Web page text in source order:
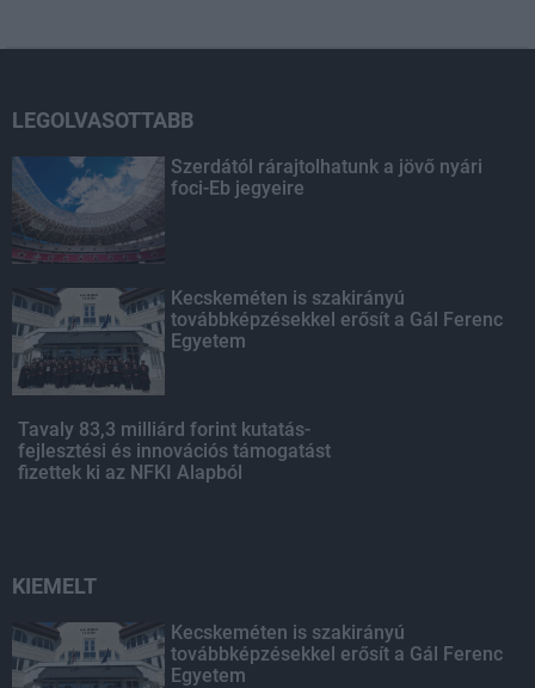
LEGOLVASOTTABB
Szerdától rárajtolhatunk a jövő nyári
foci-Eb jegyeire
Kecskeméten is szakirányú
továbbképzésekkel erősít a Gál Ferenc
Egyetem
Tavaly 83,3 milliárd forint kutatás-
fejlesztési és innovációs támogatást
fizettek ki az NFKI Alapból
KIEMELT
Kecskeméten is szakirányú
továbbképzésekkel erősít a Gál Ferenc
Egyetem